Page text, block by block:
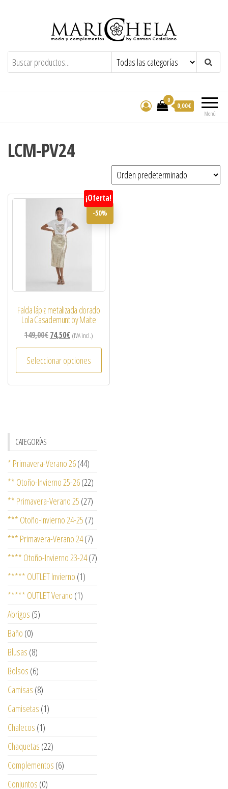
Marichela By Carmen Castellano
Menú
0
0,00€
LCM-PV24
¡Oferta!
Falda lápiz metalizada dorado
Lola Casademunt by Maite
149,00€74,50€ (IVA incl.)
Seleccionar opciones
-50%
CATEGORÍAS
* Primavera-Verano 26(44)
** Otoño-Invierno 25-26(22)
** Primavera-Verano 25 (27)
*** Otoño-Invierno 24-25 (7)
*** Primavera-Verano 24(7)
**** Otoño-Invierno 23-24(7)
***** OUTLET Invierno (1)
***** OUTLET Verano (1)
Abrigos (5)
Baño (0)
Blusas (8)
Bolsos (6)
Camisas (8)
Camisetas (1)
Chalecos (1)
Chaquetas (22)
Complementos (6)
Conjuntos (0)